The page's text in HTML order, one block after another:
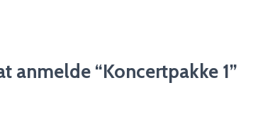
anmelde “Koncertpakke 1”